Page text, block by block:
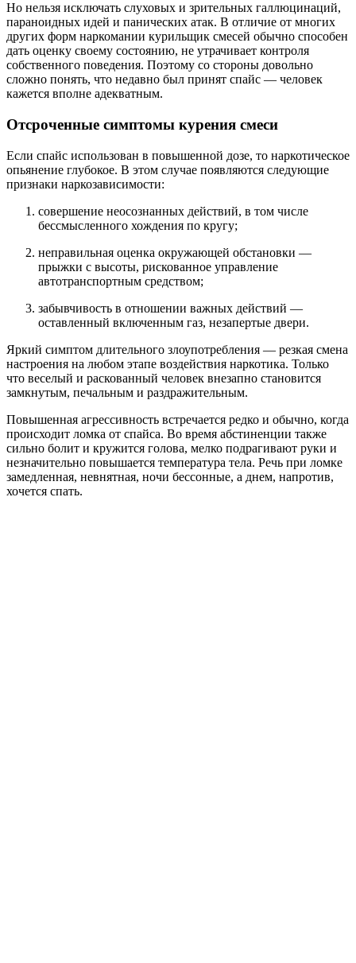
Но нельзя исключать слуховых и зрительных галлюцинаций,
параноидных идей и панических атак. В отличие от многих
других форм наркомании курильщик смесей обычно способен
дать оценку своему состоянию, не утрачивает контроля
собственного поведения. Поэтому со стороны довольно
сложно понять, что недавно был принят спайс — человек
кажется вполне адекватным.
Отсроченные симптомы курения смеси
Если спайс использован в повышенной дозе, то наркотическое
опьянение глубокое. В этом случае появляются следующие
признаки наркозависимости:
совершение неосознанных действий, в том числе
бессмысленного хождения по кругу;
неправильная оценка окружающей обстановки —
прыжки с высоты, рискованное управление
автотранспортным средством;
забывчивость в отношении важных действий —
оставленный включенным газ, незапертые двери.
Яркий симптом длительного злоупотребления — резкая смена
настроения на любом этапе воздействия наркотика. Только
что веселый и раскованный человек внезапно становится
замкнутым, печальным и раздражительным.
Повышенная агрессивность встречается редко и обычно, когда
происходит ломка от спайса. Во время абстиненции также
сильно болит и кружится голова, мелко подрагивают руки и
незначительно повышается температура тела. Речь при ломке
замедленная, невнятная, ночи бессонные, а днем, напротив,
хочется спать.